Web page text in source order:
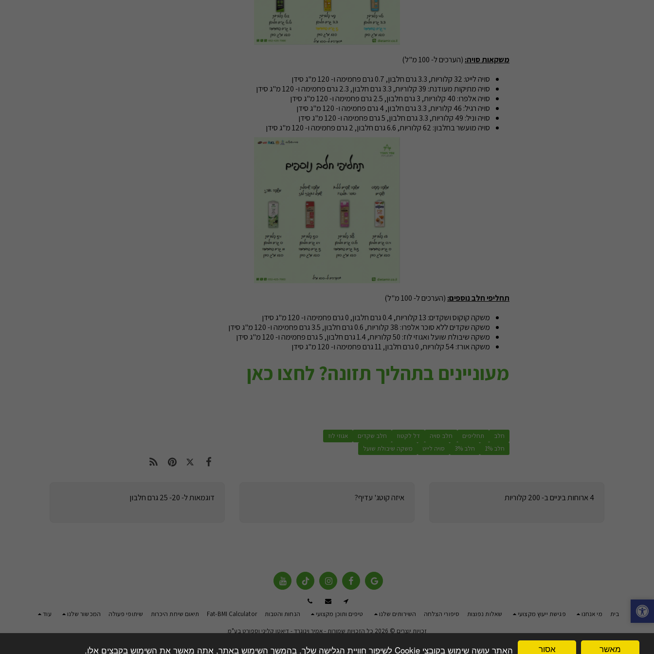
מאשר אסור האתר עושה שימוש בקובצי Cookie לשיפור חוויית הגלישה שלך. בהמשך השימוש באתר, אתה מאשר את השימוש בקבצים אלו.
משקאות סויה: (הערכים ל- 100 מ"ל)
סויה לייט: 32 קלוריות, 3.3 גרם חלבון, 0.7 גרם פחמימה ו- 120 מ"ג סידן
סויה מתיקות מעודנת: 39 קלוריות, 3.3 גרם חלבון, 2.3 גרם פחמימה ו- 120 מ"ג סידן
סויה אלפרו: 40 קלוריות, 3 גרם חלבון, 2.5 גרם פחמימה ו- 120 מ"ג סידן
סויה רגיל: 46 קלוריות, 3.3 גרם חלבון, 4 גרם פחמימה ו- 120 מ"ג סידן
סויה וניל: 49 קלוריות, 3.3 גרם חלבון, 5 גרם פחמימה ו- 120 מ"ג סידן
סויה מועשר בחלבון: 62 קלוריות, 6.6 גרם חלבון, 2 גרם פחמימה ו- 120 מ"ג סידן
תחליפי חלב נוספים: (הערכים ל- 100 מ"ל)
משקה קוקוס ושקדים: 13 קלוריות, 0.4 גרם חלבון, 0 גרם פחמימה ו- 120 מ"ג סידן
משקה שקדים ללא סוכר אלפרו: 38 קלוריות, 0.6 גרם חלבון, 3.5 גרם פחמימה ו- 120 מ"ג סידן
משקה שיבולת שועל ואגוזי לוז: 50 קלוריות, 1.4 גרם חלבון, 5 גרם פחמימה ו- 120 מ"ג סידן
משקה אורז: 54 קלוריות, 0 גרם חלבון, 11 גרם פחמימה ו- 120 מ"ג סידן
מעוניינים בתהליך תזונה? לחצו כאן
חלב תחליפים חלב סויה דל לקטוז חלב שקדים
אגוזי לוז
חלב 1%
חלב 3% סויה לייט משקה שיבולת שועל
4 ארוחות ביניים ב- 200 קלוריות איזה קוטג' עדיף? דוגמאות ל- 20- 25 גרם חלבון
בית מי אנחנו פגישת ייעוץ מקצועי שאלות נפוצות סיפורי הצלחה השירותים שלנו טיפים ותוכן מקצועי הנחות והטבות Fat-BMI Calculator תיאום שיחת היכרות שיתופי פעולה המכשור שלנו עוד
זכויות יוצרים © 2026 כל הזכויות שמורות -
אמיר וינוגרד - דיאטן קליני וספורט בע"מ